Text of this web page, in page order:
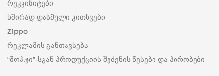
რეკვიზიტები
ხშირად დასმული კითხვები
Zippo
რეკლამის განთავსება
“შოპ.ჯი”-სგან პროდუქციის შეძენის წესები და პირობები